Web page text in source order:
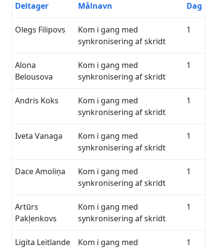
Deltager Målnavn Dag
Olegs Filipovs
Kom i gang med
synkronisering af skridt
1
Alona
Belousova
Kom i gang med
synkronisering af skridt
1
Andris Koks
Kom i gang med
synkronisering af skridt
1
Iveta Vanaga
Kom i gang med
synkronisering af skridt
1
Dace Amoliņa
Kom i gang med
synkronisering af skridt
1
Artūrs
Pakļenkovs
Kom i gang med
synkronisering af skridt
1
Ligita Leitlande
Kom i gang med
1